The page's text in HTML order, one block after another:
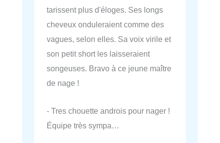
tarissent plus d'éloges. Ses longs
cheveux onduleraient comme des
vagues, selon elles. Sa voix virile et
son petit short les laisseraient
songeuses. Bravo à ce jeune maître
de nage !
- Tres chouette androis pour nager !
Équipe très sympa…